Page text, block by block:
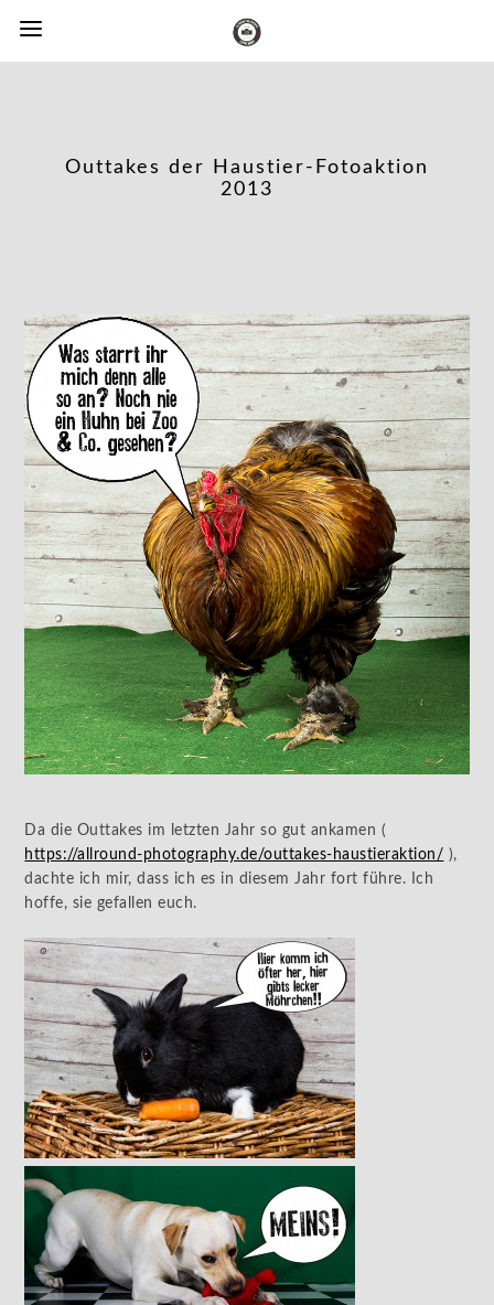
Outtakes der Haustier-Fotoaktion
2013
Da die Outtakes im letzten Jahr so gut ankamen (
https://allround-photography.de/outtakes-haustieraktion/ ),
dachte ich mir, dass ich es in diesem Jahr fort führe. Ich
hoffe, sie gefallen euch.